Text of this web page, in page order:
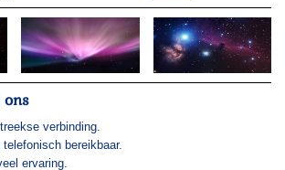
ons
verbinding.
bereikbaar.
ervaring.